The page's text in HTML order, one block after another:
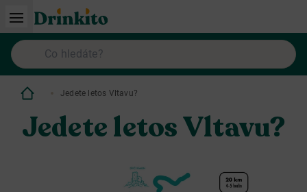
Jedete letos Vltavu?
Jedete letos Vltavu?